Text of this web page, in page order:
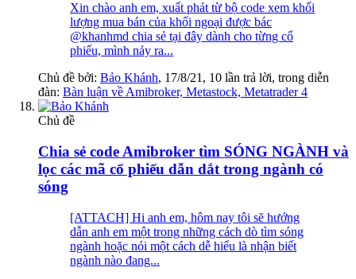
Xin chào anh em, xuất phát từ bộ code xem khối
lượng mua bán của khối ngoại được bác
@khanhmd chia sẻ tại đây dành cho từng cổ
phiếu, mình nảy ra...
Chủ đề bởi: Bảo Khánh, 17/8/21 , 10 lần trả lời, trong diễn
đàn: Bàn luận về Amibroker, Metastock, Metatrader 4
Chủ đề
Chia sẻ code Amibroker tìm SÓNG NGÀNH và
lọc các mã cổ phiếu dẫn dắt trong ngành có
sóng
[ATTACH] Hi anh em, hôm nay tôi sẽ hướng
dẫn anh em một trong những cách dò tìm sóng
ngành hoặc nói một cách dễ hiểu là nhận biết
ngành nào đang...